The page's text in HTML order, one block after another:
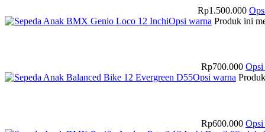
Rp1.500.000
Opsi warna Produk ini
Rp700.000 Opsi
Opsi warna
Rp600.000 Opsi